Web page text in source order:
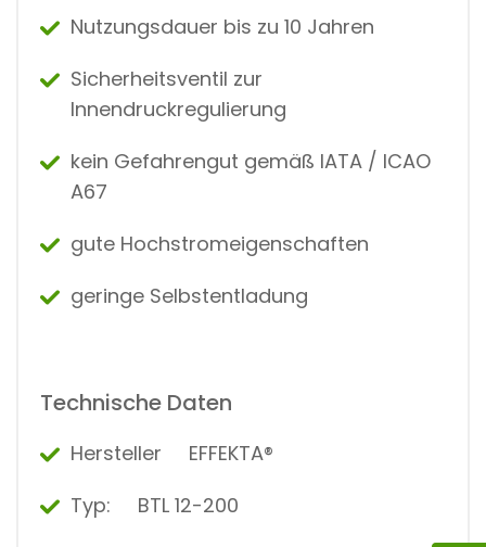
Nutzungsdauer bis zu 10 Jahren
Sicherheitsventil zur
Innendruckregulierung
kein Gefahrengut gemäß IATA / ICAO
A67
gute Hochstromeigenschaften
geringe Selbstentladung
Technische Daten
Hersteller EFFEKTA®
Typ: BTL 12-200